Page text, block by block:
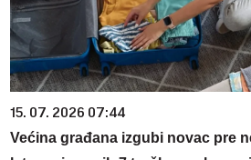
15. 07. 2026 07:44
Većina građana izgubi novac pre